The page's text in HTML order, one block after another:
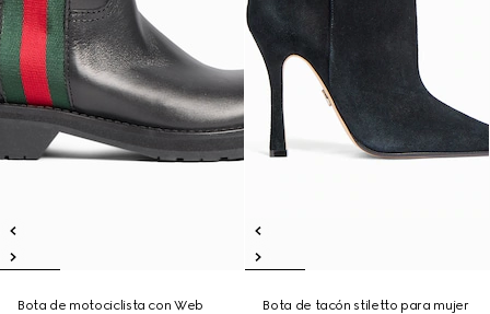
Bota de motociclista con Web
Bota de tacón stiletto para mujer